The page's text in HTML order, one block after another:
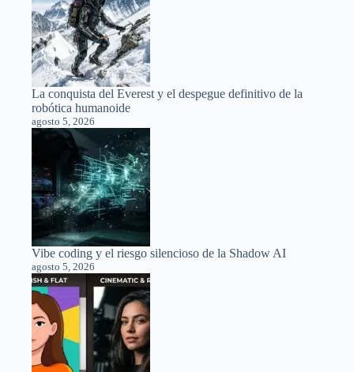
La conquista del Everest y el despegue definitivo de la
robótica humanoide
agosto 5, 2026
Vibe coding y el riesgo silencioso de la Shadow AI
agosto 5, 2026